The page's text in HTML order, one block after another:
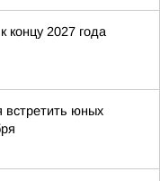
концу 2027 года
юных